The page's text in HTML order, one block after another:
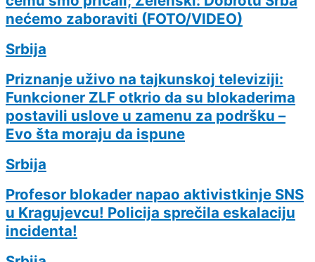
nećemo zaboraviti (FOTO/VIDEO)
Srbija
Priznanje uživo na tajkunskoj televiziji:
Funkcioner ZLF otkrio da su blokaderima
postavili uslove u zamenu za podršku –
Evo šta moraju da ispune
Srbija
Profesor blokader napao aktivistkinje SNS
u Kragujevcu! Policija sprečila eskalaciju
incidenta!